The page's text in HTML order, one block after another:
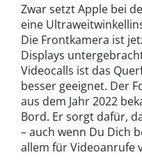
Zwar setzt Apple bei
eine
Die Frontkamera ist
Displays
Videocalls ist das
besser geeignet. Der
aus dem Jahr 2022
Bord. Er sorgt dafür,
– auch wenn Du Dich
allem für Videoanrufe